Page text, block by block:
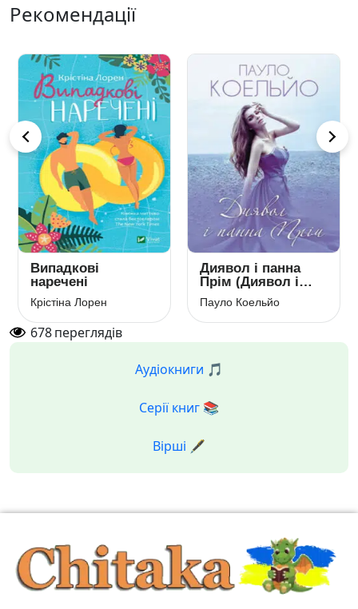
Рекомендації
Випадкові
наречені
Крістіна Лорен
Диявол і панна
Прім (Диявол і
сеньйорита Прим)
Пауло Коельйо
678переглядів
Аудіокниги 🎵
Серії книг 📚
Вірші 🖋️